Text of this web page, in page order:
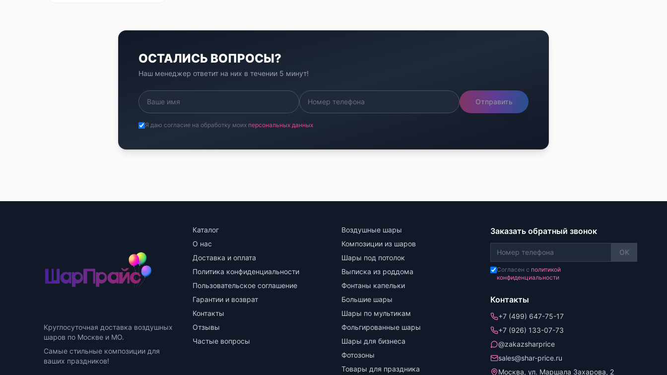
ОСТАЛИСЬ ВОПРОСЫ?
Наш менеджер ответит на них в течении 5 минут!
Отправить
Я даю согласие на обработку моих персональных данных
Круглосуточная доставка воздушных
шаров по Москве и МО.
Самые стильные композиции для
ваших праздников!
Каталог
О нас
Доставка и оплата
Политика конфиденциальности
Пользовательское соглашение
Гарантии и возврат
Контакты
Отзывы
Частые вопросы
Воздушные шары
Композиции из шаров
Шары под потолок
Выписка из роддома
Фонтаны капельки
Большие шары
Шары по мультикам
Фольгированные шары
Шары для бизнеса
Фотозоны
Товары для праздника
Заказать обратный звонок
OK
Согласен с политикой
конфиденциальности
Контакты
+7 (499) 647-75-17
+7 (926) 133-07-73
@zakazsharprice
sales@shar-price.ru
Москва, ул. Маршала Захарова, 2